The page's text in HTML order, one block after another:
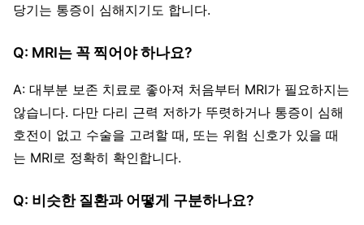
당기는 통증이 심해지기도 합니다.
Q: MRI는 꼭 찍어야 하나요?
A: 대부분 보존 치료로 좋아져 처음부터 MRI가 필요하지는
않습니다. 다만 다리 근력 저하가 뚜렷하거나 통증이 심해
호전이 없고 수술을 고려할 때, 또는 위험 신호가 있을 때
는 MRI로 정확히 확인합니다.
Q: 비슷한 질환과 어떻게 구분하나요?